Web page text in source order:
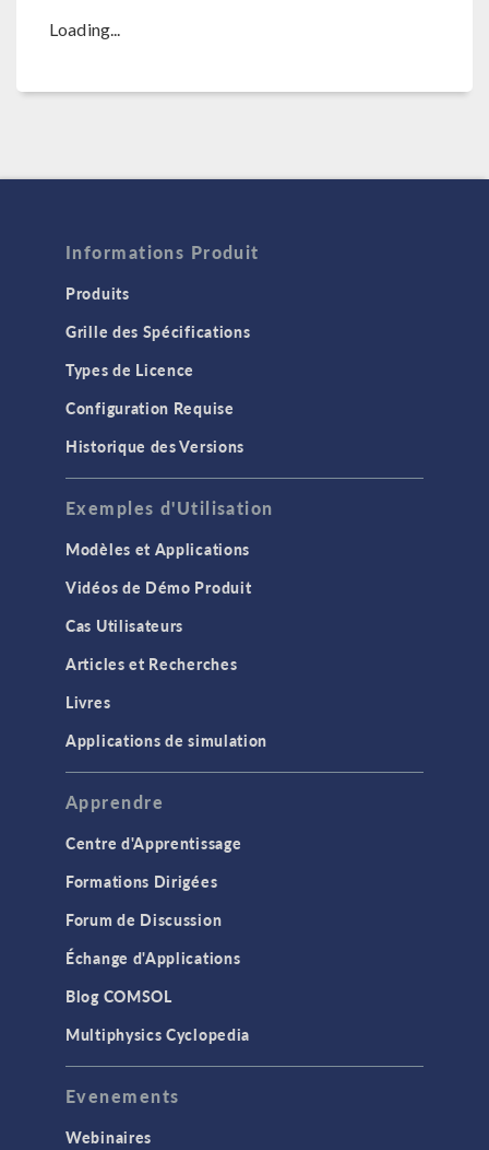
Loading...
Informations Produit
Produits
Grille des Spécifications
Types de Licence
Configuration Requise
Historique des Versions
Exemples d'Utilisation
Modèles et Applications
Vidéos de Démo Produit
Cas Utilisateurs
Articles et Recherches
Livres
Applications de simulation
Apprendre
Centre d'Apprentissage
Formations Dirigées
Forum de Discussion
Échange d'Applications
Blog COMSOL
Multiphysics Cyclopedia
Evenements
Webinaires